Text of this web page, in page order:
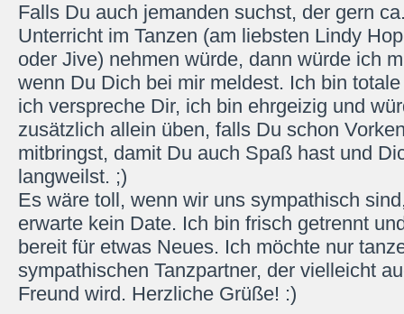
Falls Du auch jemanden suchst, der gern
Unterricht im Tanzen (am liebsten Lindy
oder Jive) nehmen würde, dann würde ich
wenn Du Dich bei mir meldest. Ich bin
ich verspreche Dir, ich bin ehrgeizig und
zusätzlich allein üben, falls Du schon
mitbringst, damit Du auch Spaß hast und
langweilst. ;)
Es wäre toll, wenn wir uns sympathisch
erwarte kein Date. Ich bin frisch getrennt
bereit für etwas Neues. Ich möchte nur
sympathischen Tanzpartner, der vielleicht
Freund wird. Herzliche Grüße! :)